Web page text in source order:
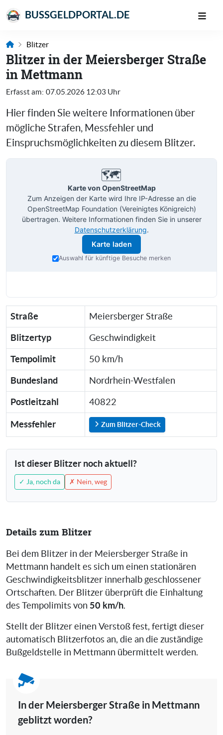
BUSSGELDPORTAL.DE
Blitzer
Blitzer in der Meiersberger Straße
in Mettmann
Erfasst am: 07.05.2026 12:03 Uhr
Hier finden Sie weitere Informationen über
mögliche Strafen, Messfehler und
Einspruchsmöglichkeiten zu diesem Blitzer.
🗺️
Karte von OpenStreetMap
Zum Anzeigen der Karte wird Ihre IP-Adresse an die
OpenStreetMap Foundation (Vereinigtes Königreich)
übertragen. Weitere Informationen finden Sie in unserer
Datenschutzerklärung.
Karte laden
Auswahl für künftige Besuche merken
Straße Meiersberger Straße
Blitzertyp Geschwindigkeit
Tempolimit 50 km/h
Bundesland Nordrhein-Westfalen
Postleitzahl 40822
Messfehler Zum Blitzer-Check
Ist dieser Blitzer noch aktuell?
✓ Ja, noch da ✗ Nein, weg
Details zum Blitzer
Bei dem Blitzer in der Meiersberger Straße in
Mettmann handelt es sich um einen stationären
Geschwindigkeitsblitzer innerhalb geschlossener
Ortschaften. Der Blitzer überprüft die Einhaltung
des Tempolimits von 50 km/h.
Stellt der Blitzer einen Verstoß fest, fertigt dieser
automatisch Blitzerfotos an, die an die zuständige
Bußgeldstelle in Mettmann übermittelt werden.
In der Meiersberger Straße in Mettmann
geblitzt worden?